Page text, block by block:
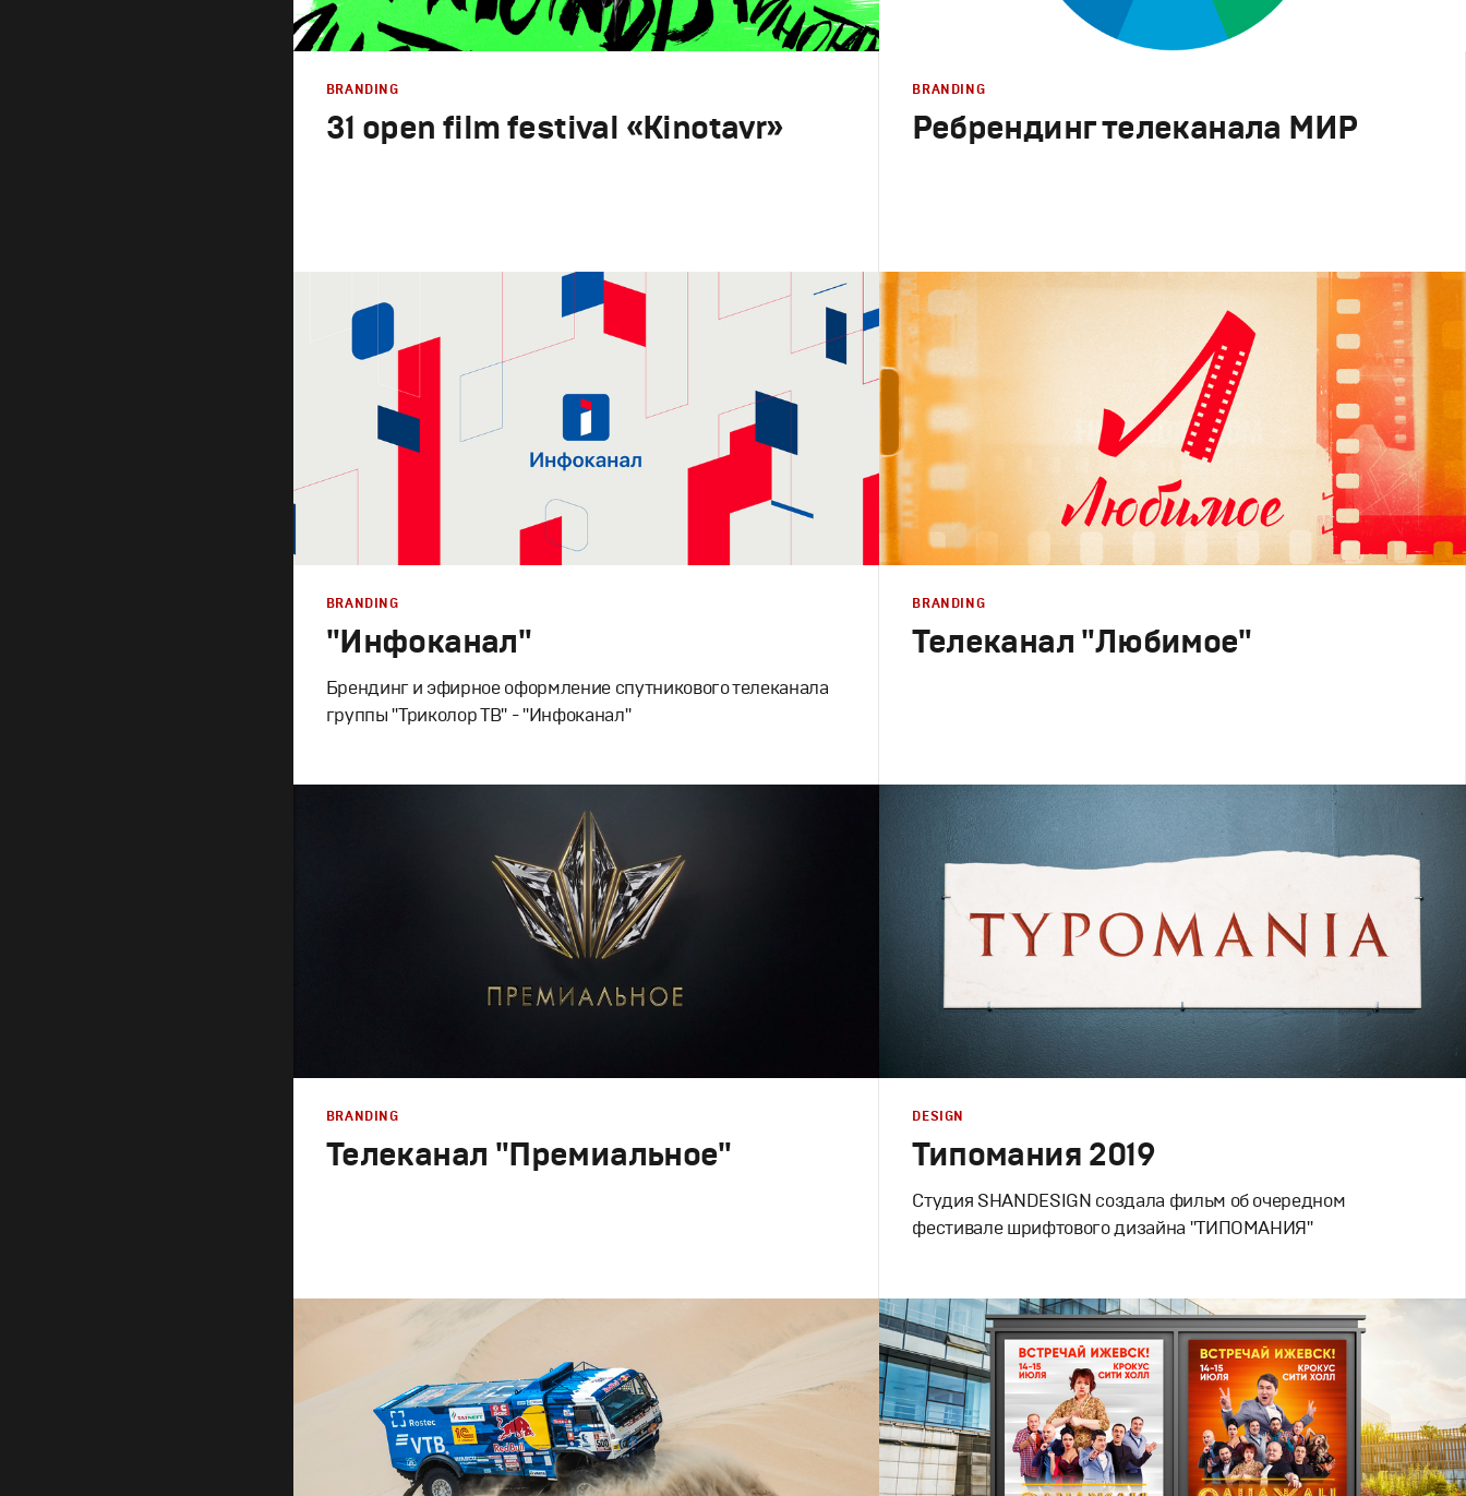
31 open film festival «Kinotavr»
Брендинг в кино, Графический дизайн,Моушн-дизайн
BRANDING
Ребрендинг телеканала МИР
Branding,Design
Брендинг телеканалов Графический дизайн Сет дизайн
Моушн-дизайн
BRANDING
"Инфоканал"
Брендинг и эфирное оформление спутникового телеканала
группы "Триколор ТВ" - "Инфоканал"
,Графический дизайн
BRANDING
Телеканал "Любимое"
Branding,Design
Брендинг телеканалов , Графический дизайн,Моушн-дизайн
BRANDING
Телеканал "Премиальное"
Branding,Design
Брендинг телеканалов Графический дизайн Моушн-дизайн
BRANDING
Типомания 2019
Студия SHANDESIGN создала фильм об очередном
фестивале шрифтового дизайна "ТИПОМАНИЯ"
Design,Films
Графический дизайн Documentary
DESIGN